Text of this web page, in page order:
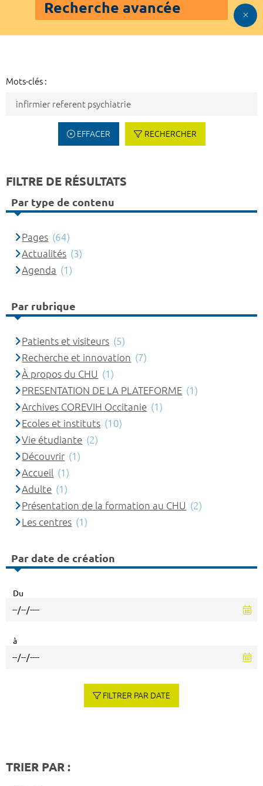
Recherche avancée
Mots-clés :
EFFACER RECHERCHER
FILTRE DE RÉSULTATS
Par type de contenu
Pages (64)
Actualités (3)
Agenda (1)
Par rubrique
Patients et visiteurs (5)
Recherche et innovation (7)
À propos du CHU (1)
PRESENTATION DE LA PLATEFORME (1)
Archives COREVIH Occitanie (1)
Ecoles et instituts (10)
Vie étudiante (2)
Découvrir (1)
Accueil (1)
Adulte (1)
Présentation de la formation au CHU (2)
Les centres (1)
Par date de création
Du
à
FILTRER PAR DATE
TRIER PAR :